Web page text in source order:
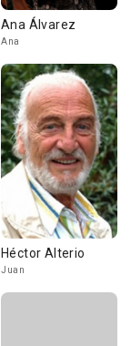
Ana Álvarez
Ana
Héctor Alterio
Juan